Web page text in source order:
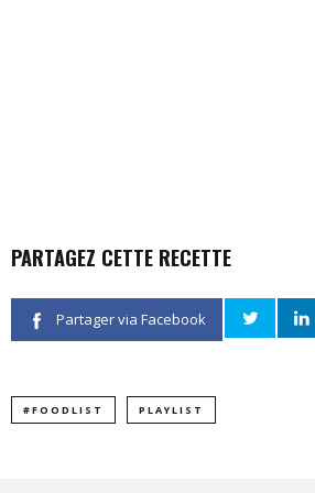
PARTAGEZ CETTE RECETTE
Partager via Facebook
#FOODLIST PLAYLIST